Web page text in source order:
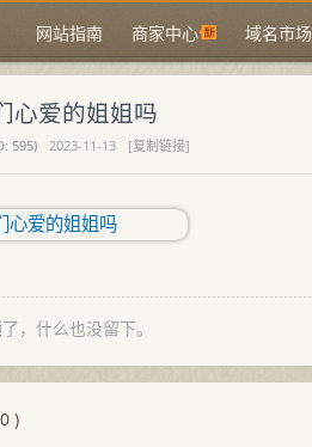
网站指南 商家中心 域名市场
心爱的姐姐吗
595) 2023-11-13
[复制链接]
，什么也没留下。
0 )